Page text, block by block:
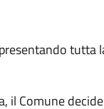
il Comune